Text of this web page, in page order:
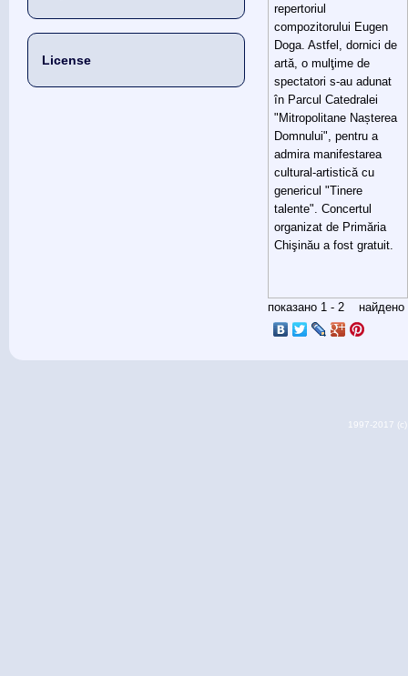
License
repertoriul
compozitorului Eugen
Doga. Astfel, dornici de
artă, o mulţime de
spectatori s-au adunat
în Parcul Catedralei
"Mitropolitane Nașterea
Domnului", pentru a
admira manifestarea
cultural-artistică cu
genericul "Tinere
talente". Concertul
organizat de Primăria
Chişinău a fost gratuit.
показано 1 - 2 найдено
1997-2017